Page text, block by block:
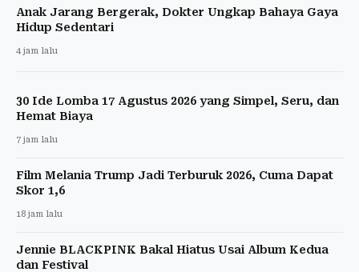
Anak Jarang Bergerak, Dokter Ungkap Bahaya Gaya
Hidup Sedentari
4 jam lalu
30 Ide Lomba 17 Agustus 2026 yang Simpel, Seru, dan
Hemat Biaya
7 jam lalu
Film Melania Trump Jadi Terburuk 2026, Cuma Dapat
Skor 1,6
18 jam lalu
Jennie BLACKPINK Bakal Hiatus Usai Album Kedua
dan Festival